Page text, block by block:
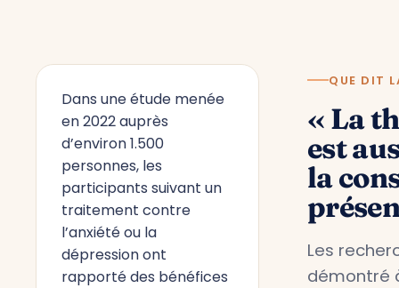
Dans une étude menée
en 2022 auprès
d’environ 1.500
personnes, les
participants suivant un
traitement contre
l’anxiété ou la
dépression ont
rapporté des bénéfices
QUE DIT
« La
est
la
Les
démontré